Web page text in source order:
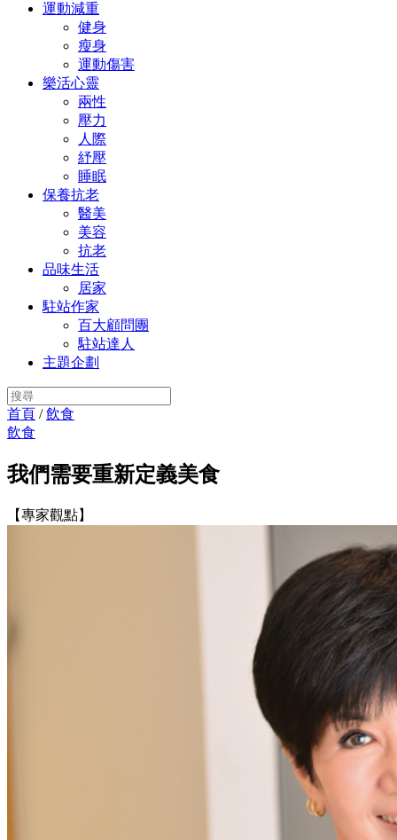
運動減重
健身
瘦身
運動傷害
樂活心靈
兩性
壓力
人際
紓壓
睡眠
保養抗老
醫美
美容
抗老
品味生活
居家
駐站作家
百大顧問團
駐站達人
主題企劃
首頁 /飲食
飲食
我們需要重新定義美食
【專家觀點】